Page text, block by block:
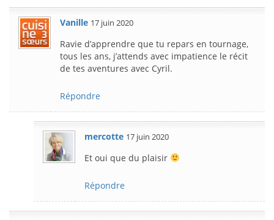
Vanille 17 juin 2020
Ravie d’apprendre que tu repars en tournage,
tous les ans, j’attends avec impatience le récit
de tes aventures avec Cyril.
Répondre
mercotte 17 juin 2020
Et oui que du plaisir
Répondre